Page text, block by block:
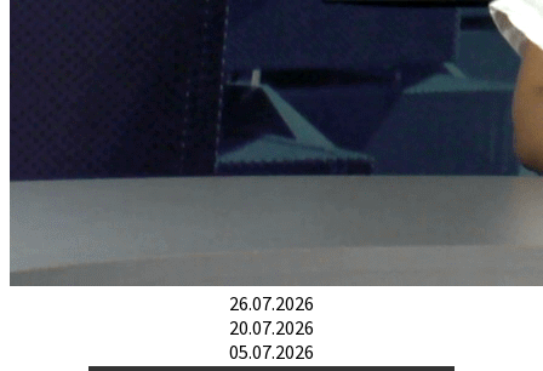
26.07.2026
20.07.2026
05.07.2026